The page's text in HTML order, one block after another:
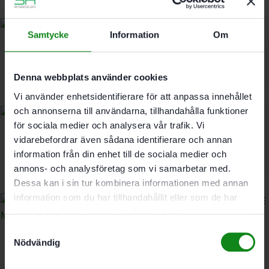
Samtycke Information Om
Denna webbplats använder cookies
Vi använder enhetsidentifierare för att anpassa innehållet
och annonserna till användarna, tillhandahålla funktioner
för sociala medier och analysera vår trafik. Vi
vidarebefordrar även sådana identifierare och annan
information från din enhet till de sociala medier och
annons- och analysföretag som vi samarbetar med.
Dessa kan i sin tur kombinera informationen med annan
information som du har tillhandahållit eller som de har
Nödvändig
Festool Sågklinga KSB-SORT/3 W 168×1,8
Festool Pizzaskärare PIZZ-TS
398kr
Festool Diamantsågklinga DIA 168×1,8×20 F4